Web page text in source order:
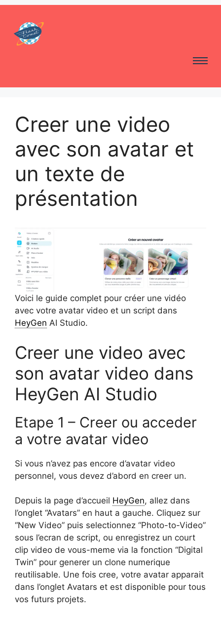
Creer une video
avec son avatar et
un texte de
présentation
Voici le guide complet pour créer une vidéo
avec votre avatar video et un script dans
HeyGen AI Studio.
Creer une video avec
son avatar video dans
HeyGen AI Studio
Etape 1 – Creer ou acceder
a votre avatar video
Si vous n’avez pas encore d’avatar video
personnel, vous devez d’abord en creer un.
Depuis la page d’accueil HeyGen, allez dans
l’onglet “Avatars” en haut a gauche. Cliquez sur
“New Video” puis selectionnez “Photo-to-Video”
sous l’ecran de script, ou enregistrez un court
clip video de vous-meme via la fonction “Digital
Twin” pour generer un clone numerique
reutilisable. Une fois cree, votre avatar apparait
dans l’onglet Avatars et est disponible pour tous
vos futurs projets.